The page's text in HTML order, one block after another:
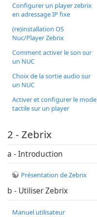
Configurer un player zebrix
en adressage IP fixe
(re)installation OS
Nuc/Player Zebrix
Comment activer le son sur
un NUC
Choix de la sortie audio sur
un NUC
Activer et configurer le mode
tactile sur un player
2 - Zebrix
a - Introduction
Présentation de Zebrix
b - Utiliser Zebrix
Manuel utilisateur